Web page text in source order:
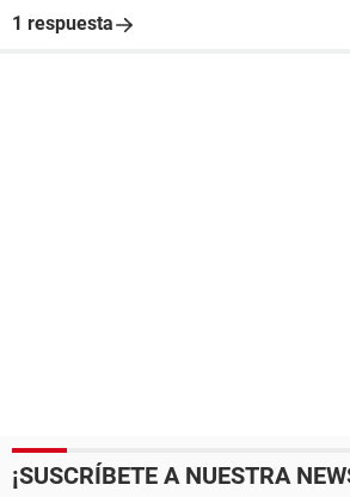
1 respuesta
¡SUSCRÍBETE A NUESTRA